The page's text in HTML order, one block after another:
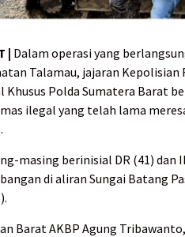
| Dalam operasi yang
Talamau, jajaran
Khusus Polda Sumatera Barat
ilegal yang telah lama
masing berinisial DR (41)
di aliran Sungai Batang
Barat AKBP Agung